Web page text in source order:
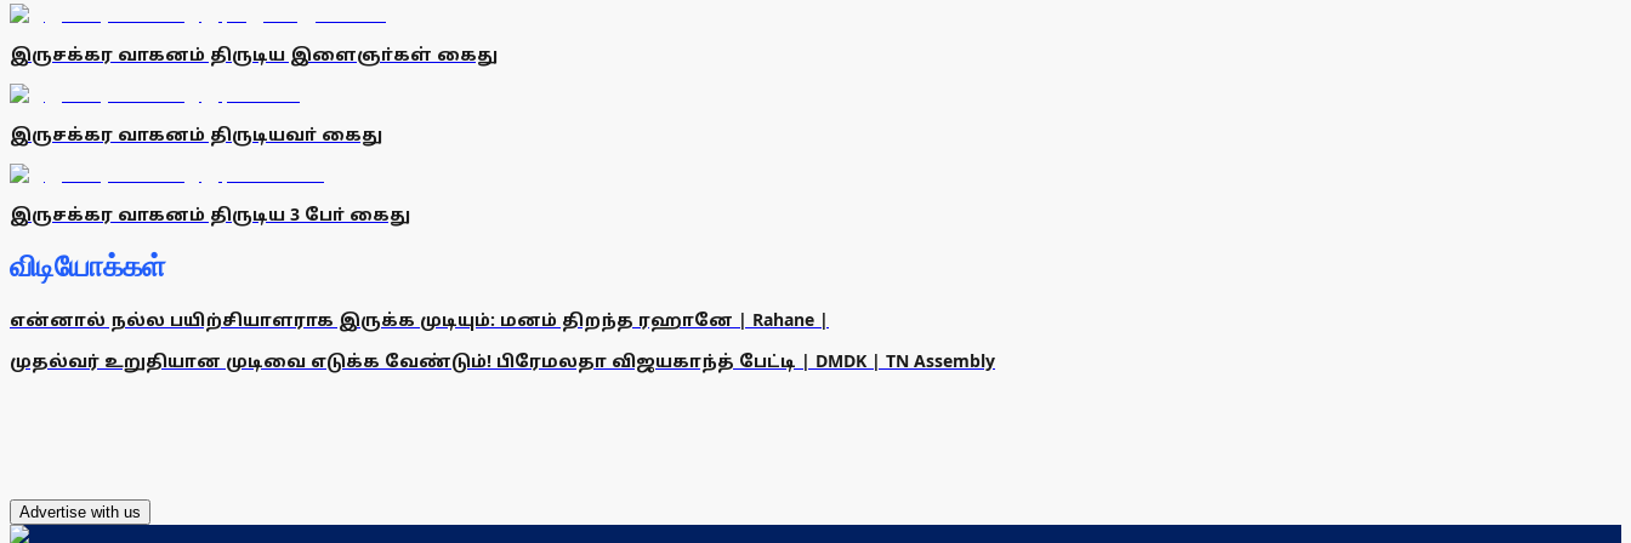
இருசக்கர வாகனம் திருடிய இளைஞா்கள் கைது
இருசக்கர வாகனம் திருடியவா் கைது
இருசக்கர வாகனம் திருடிய 3 போ் கைது
விடியோக்கள்
என்னால் நல்ல பயிற்சியாளராக இருக்க முடியும்: மனம் திறந்த ரஹானே | Rahane |
முதல்வர் உறுதியான முடிவை எடுக்க வேண்டும்! பிரேமலதா விஜயகாந்த் பேட்டி | DMDK | TN Assembly
Advertise with us